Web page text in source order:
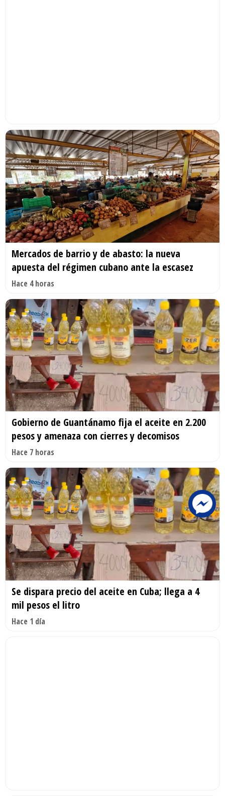
Mercados de barrio y de abasto: la nueva
apuesta del régimen cubano ante la escasez
Hace 4 horas
Gobierno de Guantánamo fija el aceite en 2.200
pesos y amenaza con cierres y decomisos
Hace 7 horas
Se dispara precio del aceite en Cuba; llega a 4
mil pesos el litro
Hace 1 día